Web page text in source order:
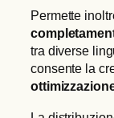
Permette
tra diverse
consente la